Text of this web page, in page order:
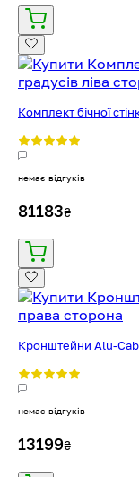
Комплект бічної
немає відгуків
81183₴
Кронштейни Alu-Cab
немає відгуків
13199₴